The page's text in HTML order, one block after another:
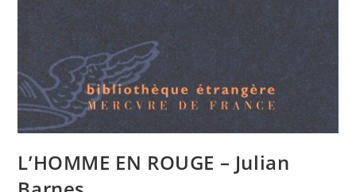
L’HOMME EN ROUGE – Julian